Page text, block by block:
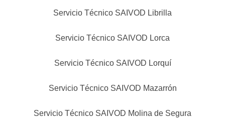
Servicio Técnico SAIVOD Librilla
Servicio Técnico SAIVOD Lorca
Servicio Técnico SAIVOD Lorquí
Servicio Técnico SAIVOD Mazarrón
Servicio Técnico SAIVOD Molina de Segura